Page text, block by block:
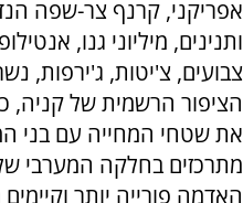
אפריקני, קרנף צר-שפה
ותנינים, מיליוני גנו,
צבועים, צ'יטות, ג'ירפות,
הציפור הרשמית של קניה,
את שטחי המחייה עם בני
מתרכזים בחלקה המערבי
האדמה פורייה יותר וקיימים